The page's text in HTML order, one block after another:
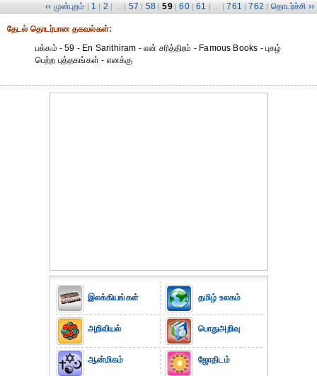
‹‹ முன்புறம் | 1 | 2 | ... | 57 | 58 | 59 | 60 | 61 | ... | 761 | 762 | தொடர்ச்சி ››
தேட‌ல் தொட‌ர்பான தகவ‌ல்க‌ள்:
பக்கம் - 59 - En Sarithiram - என் சரித்திரம் - Famous Books - புகழ்
பெற்ற புத்தகங்கள் - எனக்கு
இலக்கியங்கள்
அறிவியல்
ஆன்மிகம்
தமிழ் உலகம்
பொதுஅறிவு
ஜோதிடம்